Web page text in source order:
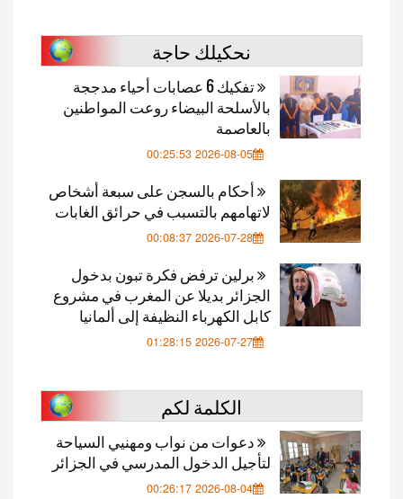
نحكيلك حاجة
تفكيك 6 عصابات أحياء مدججة
بالأسلحة البيضاء روعت المواطنين
بالعاصمة
2026-08-05 00:25:53
أحكام بالسجن على سبعة أشخاص
لاتهامهم بالتسبب في حرائق الغابات
2026-07-28 00:08:37
برلين ترفض فكرة تبون بدخول
الجزائر بديلا عن المغرب في مشروع
كابل الكهرباء النظيفة إلى ألمانيا
2026-07-27 01:28:15
الكلمة لكم
دعوات من نواب ومهنيي السياحة
لتأجيل الدخول المدرسي في الجزائر
2026-08-04 00:26:17